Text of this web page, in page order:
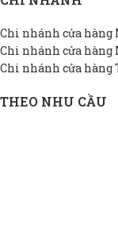
Chi nhánh cửa hàng
Chi nhánh cửa hàng
Chi nhánh cửa hàng
THEO NHU CẦU